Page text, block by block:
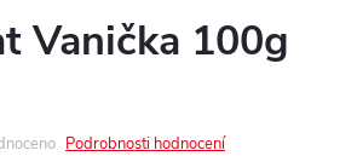
Vanička 100g
Podrobnosti hodnocení